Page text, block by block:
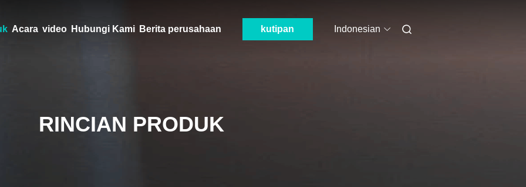
Acara video Hubungi Kami Berita perusahaan kutipan Indonesian
RINCIAN PRODUK